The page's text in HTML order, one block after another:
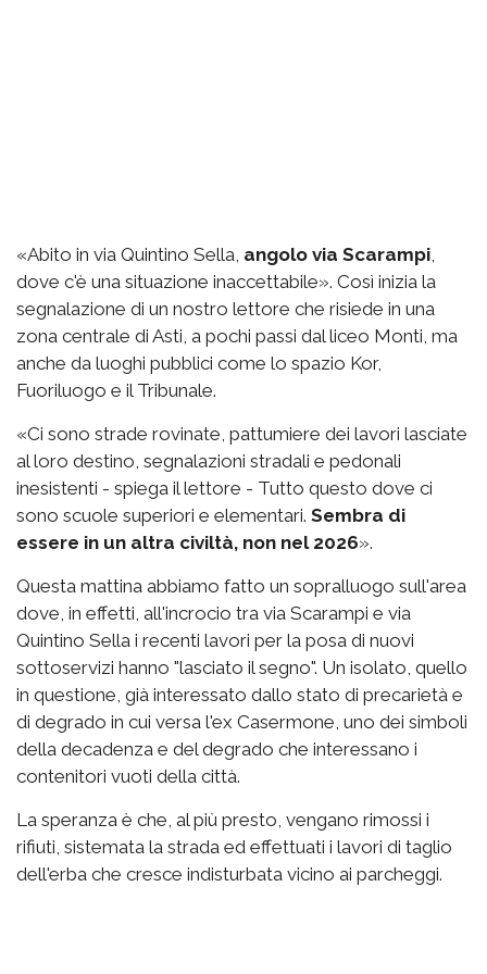
«Abito in via Quintino Sella, angolo via Scarampi,
dove c'è una situazione inaccettabile». Così inizia la
segnalazione di un nostro lettore che risiede in una
zona centrale di Asti, a pochi passi dal liceo Monti, ma
anche da luoghi pubblici come lo spazio Kor,
Fuoriluogo e il Tribunale.
«Ci sono strade rovinate, pattumiere dei lavori lasciate
al loro destino, segnalazioni stradali e pedonali
inesistenti - spiega il lettore - Tutto questo dove ci
sono scuole superiori e elementari. Sembra di
essere in un altra civiltà, non nel 2026».
Questa mattina abbiamo fatto un sopralluogo sull'area
dove, in effetti, all'incrocio tra via Scarampi e via
Quintino Sella i recenti lavori per la posa di nuovi
sottoservizi hanno "lasciato il segno". Un isolato, quello
in questione, già interessato dallo stato di precarietà e
di degrado in cui versa l'ex Casermone, uno dei simboli
della decadenza e del degrado che interessano i
contenitori vuoti della città.
La speranza è che, al più presto, vengano rimossi i
rifiuti, sistemata la strada ed effettuati i lavori di taglio
dell'erba che cresce indisturbata vicino ai parcheggi.